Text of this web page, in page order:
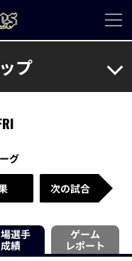
プ
グ
次の試合
選手
成績
ゲーム
レポート